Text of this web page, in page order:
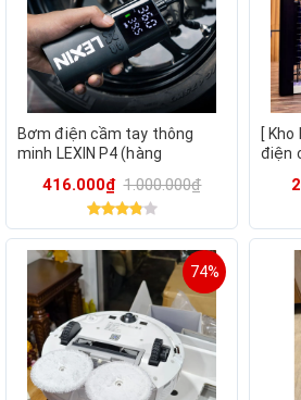
Bơm điện cầm tay thông
minh LEXIN P4 (hàng
Mẽ, Tiện Lợi Mọi Nơi
416.000₫ 1.000.000₫
[
điện
74%